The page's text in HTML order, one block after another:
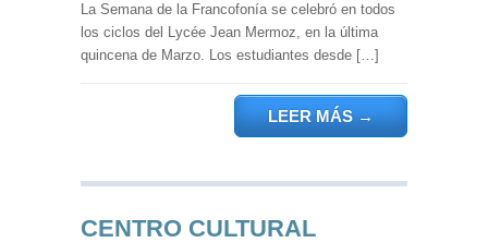
La Semana de la Francofonía se celebró en todos
los ciclos del Lycée Jean Mermoz, en la última
quincena de Marzo. Los estudiantes desde […]
LEER MÁS→
CENTRO CULTURAL